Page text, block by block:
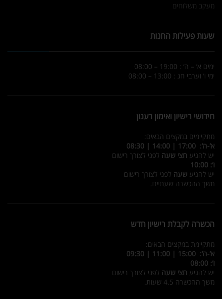
מעקב משלוחים
שעות פעילות החנות
ימים א’ – ה’ : 19:00 – 08:00
ימי ו’ וערבי חג : 13:00 – 08:00
חידושי רישיון ואימון רענון
מתקיימים במקצים הבאים:
א’-ה’: 17:00 | 14:00 | 08:30
יש להגיע חצי שעה לפני לצורך רישום
ו’: 10:00
יש להגיע שעה לפני לצורך רישום
משך ההכשרה שעתיים.
הכשרה לקבלת רישיון חדש
מתקיימת במקצים הבאים:
א’-ה’: 15:00 | 11:00 | 09:30
ו’: 08:00
יש להגיע חצי שעה לפני לצורך רישום
משך ההכשרה 4.5 שעות.